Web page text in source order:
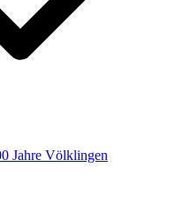
Jahre Völklingen